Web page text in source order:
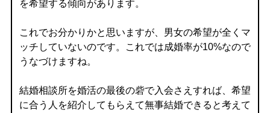
を希望する傾向があります。
これでお分かりかと思いますが、男女の希望が全くマ
ッチしていないのです。これでは成婚率が10%なので
うなづけますね。
結婚相談所を婚活の最後の砦で入会さえすれば、希望
に合う人を紹介してもらえて無事結婚できると考えて